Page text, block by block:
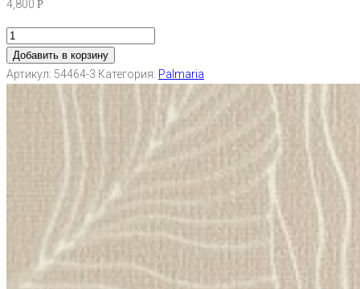
4,800 Р
Добавить в корзину
Артикул: 54464-3 Категория: Palmaria